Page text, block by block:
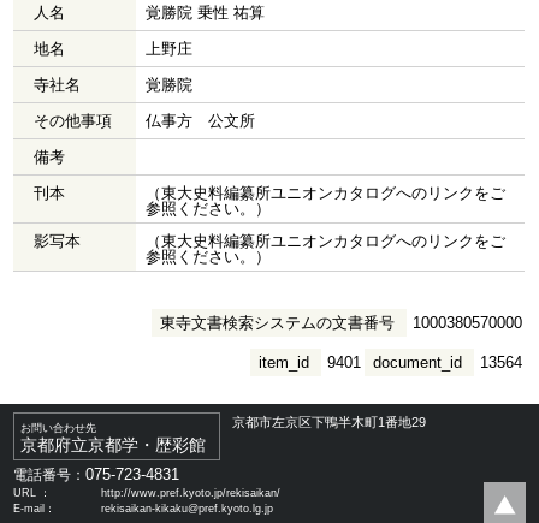
人名
覚勝院 乗性 祐算
地名
上野庄
寺社名
覚勝院
その他事項
仏事方 公文所
備考
刊本
（東大史料編纂所ユニオンカタログへのリンクをご
参照ください。）
影写本
（東大史料編纂所ユニオンカタログへのリンクをご
参照ください。）
東寺文書検索システムの文書番号 1000380570000
document_id 13564
item_id 9401
お問い合わせ先
京都府立京都学・歴彩館
京都市左京区下鴨半木町1番地29
電話番号：075-723-4831
URL ：
http://www.pref.kyoto.jp/rekisaikan/
E-mail：
rekisaikan-kikaku@pref.kyoto.lg.jp